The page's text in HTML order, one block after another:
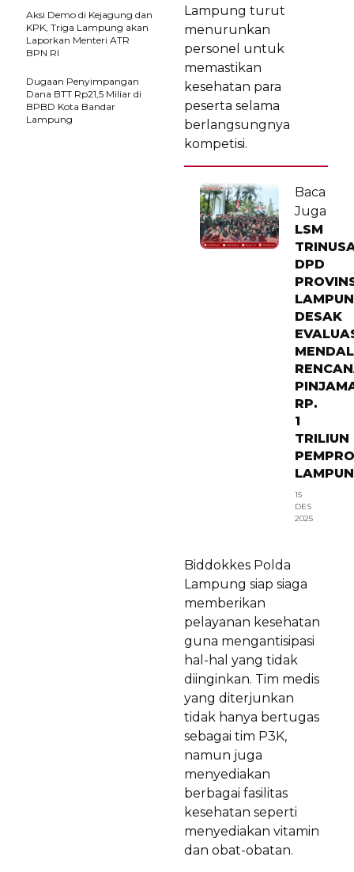
Lampung turut
menurunkan
personel untuk
memastikan
kesehatan para
peserta selama
berlangsungnya
kompetisi.
Baca
Juga
LSM
DPD
DESAK
RP.
1
TRILIUN
15
DES
2025
Biddokkes Polda
Lampung siap siaga
memberikan
pelayanan kesehatan
guna mengantisipasi
hal-hal yang tidak
diinginkan. Tim medis
yang diterjunkan
tidak hanya bertugas
sebagai tim P3K,
namun juga
menyediakan
berbagai fasilitas
kesehatan seperti
menyediakan vitamin
dan obat-obatan.
Aksi Demo di Kejagung dan
KPK, Triga Lampung akan
Laporkan Menteri ATR
BPN RI
Dugaan Penyimpangan
Dana BTT Rp21,5 Miliar di
BPBD Kota Bandar
Lampung